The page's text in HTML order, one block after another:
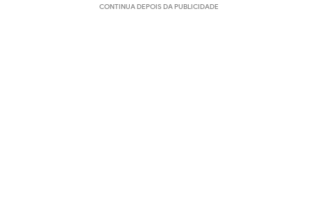
CONTINUA DEPOIS DA PUBLICIDADE